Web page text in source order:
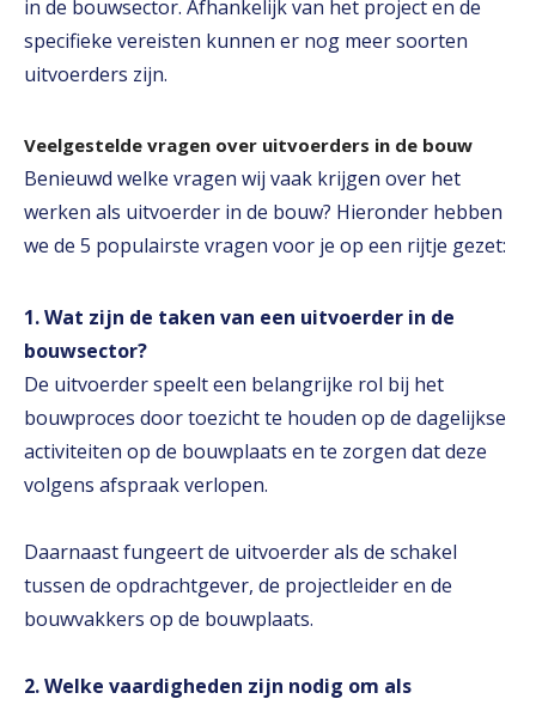
in de bouwsector. Afhankelijk van het project en de
specifieke vereisten kunnen er nog meer soorten
uitvoerders zijn.
Veelgestelde vragen over uitvoerders in de bouw
Benieuwd welke vragen wij vaak krijgen over het
werken als uitvoerder in de bouw? Hieronder hebben
we de 5 populairste vragen voor je op een rijtje gezet:
1. Wat zijn de taken van een uitvoerder in de
bouwsector?
De uitvoerder speelt een belangrijke rol bij het
bouwproces door toezicht te houden op de dagelijkse
activiteiten op de bouwplaats en te zorgen dat deze
volgens afspraak verlopen.
Daarnaast fungeert de uitvoerder als de schakel
tussen de opdrachtgever, de projectleider en de
bouwvakkers op de bouwplaats.
2. Welke vaardigheden zijn nodig om als